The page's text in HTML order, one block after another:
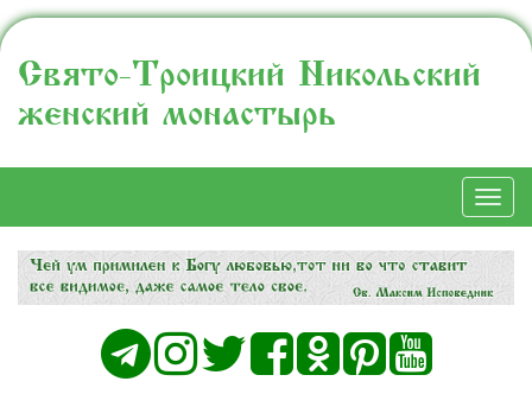
Свято-Троицкий Никольский
женский монастырь